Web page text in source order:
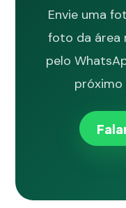
Envie uma
foto da área
pelo
próximo